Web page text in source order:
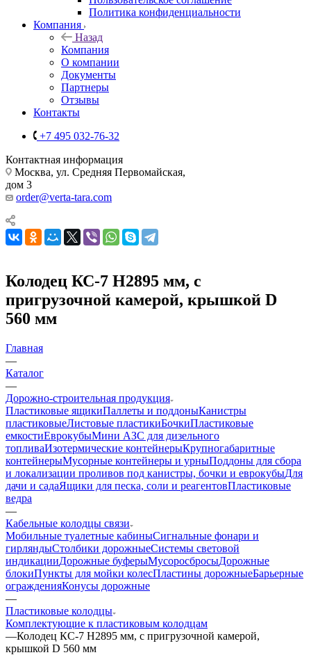
Политика конфиденциальности
Компания
Назад
Компания
О компании
Документы
Партнеры
Отзывы
Контакты
+7 495 032-76-32
Контактная информация
Москва, ул. Средняя Первомайская,
дом 3
order@verta-tara.com
Колодец КС-7 H2895 мм, с
пригрузочной камерой, крышкой D
560 мм
Главная
—
Каталог
—
Дорожно-строительная продукция
Пластиковые ящикиПаллеты и поддоныКанистры
пластиковыеЛистовые пластикиБочкиПластиковые
емкостиЕврокубыМини АЗС для дизельного
топливаИзотермические контейнерыКрупногабаритные
контейнерыМусорные контейнеры и урныПоддоны для сбора
и локализации проливов под канистры, бочки и еврокубыДля
дачи и садаЯщики для песка, соли и реагентовПластиковые
ведра
—
Кабельные колодцы связи
Мобильные туалетные кабиныСигнальные фонари и
гирляндыСтолбики дорожныеСистемы световой
индикацииДорожные буферыМусоросбросыДорожные
блокиПункты для мойки колесПластины дорожныеБарьерные
огражденияКонусы дорожные
—
Пластиковые колодцы
Комплектующие к пластиковым колодцам
—Колодец КС-7 H2895 мм, с пригрузочной камерой,
крышкой D 560 мм